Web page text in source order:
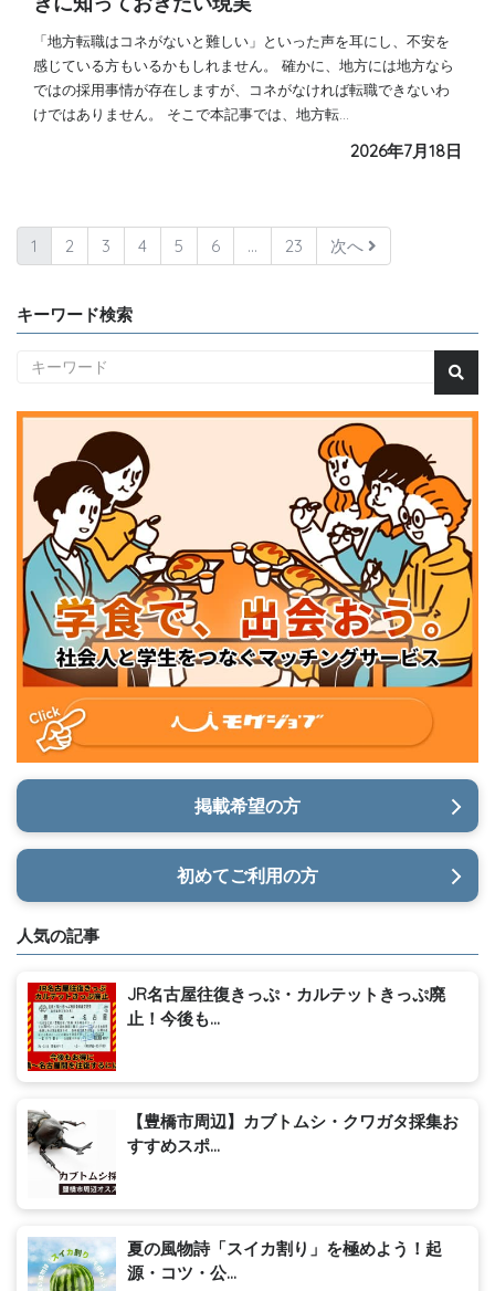
「地方転職はコネがないと難しい」といった声を耳にし、不安を
感じている方もいるかもしれません。 確かに、地方には地方なら
ではの採用事情が存在しますが、コネがなければ転職できないわ
けではありません。 そこで本記事では、地方転…
2026年7月18日
1 2 3 4 5 6 … 23 次へ
キーワード検索
掲載希望の方
初めてご利用の方
人気の記事
JR名古屋往復きっぷ・カルテットきっぷ廃
止！今後も...
【豊橋市周辺】カブトムシ・クワガタ採集お
すすめスポ...
夏の風物詩「スイカ割り」を極めよう！起
源・コツ・公...